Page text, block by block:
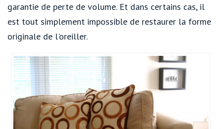
garantie de perte de volume. Et dans certains cas, il
est tout simplement impossible de restaurer la forme
originale de l'oreiller.